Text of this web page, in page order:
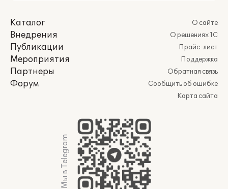
Каталог
Внедрения
Публикации
Мероприятия
Партнеры
Форум
О сайте
О решениях 1С
Прайс-лист
Поддержка
Обратная связь
Сообщить об ошибке
Карта сайта
Мы в Telegram